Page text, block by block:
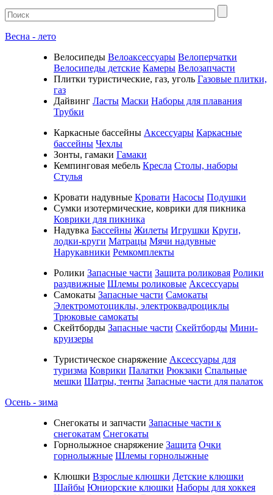
Весна - лето
Велосипеды Велоаксессуары Велоперчатки
Велосипеды детские Камеры Велозапчасти
Плитки туристические, газ, уголь Газовые плитки,
газ
Дайвинг Ласты Маски Наборы для плавания
Трубки
Каркасные бассейны Аксессуары Каркасные
бассейны Чехлы
Зонты, гамаки Гамаки
Кемпинговая мебель Кресла Столы, наборы
Стулья
Кровати надувные Кровати Насосы Подушки
Cумки изотермические, коврики для пикника
Коврики для пикника
Надувка Бассейны Жилеты Игрушки Круги,
лодки-круги Матрацы Мячи надувные
Нарукавники Ремкомплекты
Ролики Запасные части Защита роликовая Ролики
раздвижные Шлемы роликовые Аксессуары
Самокаты Запасные части Самокаты
Электромотоциклы, электроквадроциклы
Трюковые самокаты
Скейтборды Запасные части Скейтборды Мини-
круизеры
Туристическое снаряжение Аксессуары для
туризма Коврики Палатки Рюкзаки Спальные
мешки Шатры, тенты Запасные части для палаток
Осень - зима
Cнегокаты и запчасти Запасные части к
снегокатам Снегокаты
Горнолыжное снаряжение Защита Очки
горнолыжные Шлемы горнолыжные
Клюшки Взрослые клюшки Детские клюшки
Шайбы Юниорские клюшки Наборы для хоккея